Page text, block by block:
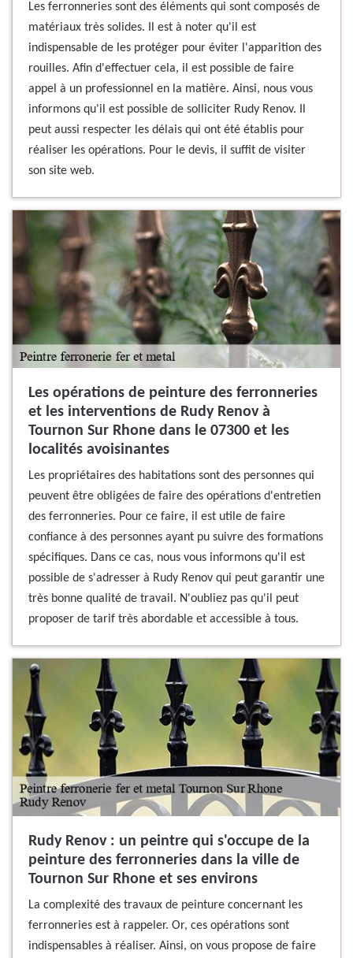
Les ferronneries sont des éléments qui sont composés de
matériaux très solides. Il est à noter qu'il est
indispensable de les protéger pour éviter l'apparition des
rouilles. Afin d'effectuer cela, il est possible de faire
appel à un professionnel en la matière. Ainsi, nous vous
informons qu'il est possible de solliciter Rudy Renov. Il
peut aussi respecter les délais qui ont été établis pour
réaliser les opérations. Pour le devis, il suffit de visiter
son site web.
Les opérations de peinture des ferronneries
et les interventions de Rudy Renov à
Tournon Sur Rhone dans le 07300 et les
localités avoisinantes
Les propriétaires des habitations sont des personnes qui
peuvent être obligées de faire des opérations d'entretien
des ferronneries. Pour ce faire, il est utile de faire
confiance à des personnes ayant pu suivre des formations
spécifiques. Dans ce cas, nous vous informons qu'il est
possible de s'adresser à Rudy Renov qui peut garantir une
très bonne qualité de travail. N'oubliez pas qu'il peut
proposer de tarif très abordable et accessible à tous.
Rudy Renov : un peintre qui s'occupe de la
peinture des ferronneries dans la ville de
Tournon Sur Rhone et ses environs
La complexité des travaux de peinture concernant les
ferronneries est à rappeler. Or, ces opérations sont
indispensables à réaliser. Ainsi, on vous propose de faire